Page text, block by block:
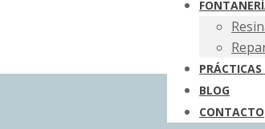
BLOG
CONTACTO